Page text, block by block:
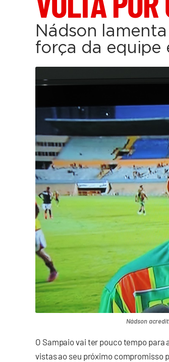
Nádson
força da equipe
Nádson
O Sampaio vai ter pouco tempo
vistas ao seu próximo compromisso